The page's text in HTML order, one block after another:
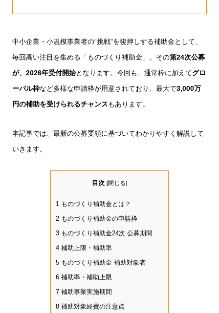
中小企業・小規模事業者の“挑戦”を後押しする補助金として、
毎回高い注目を集める「ものづくり補助金」。その第24次公募
が、2026年受付開始となります。今回も、通常枠に加えてグロ
ーバル枠など多様な申請枠が用意されており、最大で3,000万
円の補助を受けられるチャンスもあります。
本記事では、最新の公募要領に基づいてわかりやすく解説して
いきます。
目次 [閉じる]
1 ものづくり補助金とは？
2 ものづくり補助金の申請枠
3 ものづくり補助金24次 公募期間
4 補助上限・補助率
5 ものづくり補助金 補助対象者
6 補助率・補助上限
7 補助事業実施期間
8 補助対象経費の注意点